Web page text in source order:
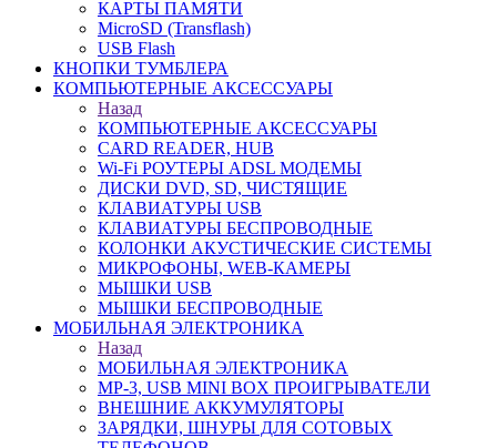
КАРТЫ ПАМЯТИ
MicroSD (Transflash)
USB Flash
КНОПКИ ТУМБЛЕРА
КОМПЬЮТЕРНЫЕ АКСЕССУАРЫ
Назад
КОМПЬЮТЕРНЫЕ АКСЕССУАРЫ
CARD READER, HUB
Wi-Fi РОУТЕРЫ ADSL МОДЕМЫ
ДИСКИ DVD, SD, ЧИСТЯЩИЕ
КЛАВИАТУРЫ USB
КЛАВИАТУРЫ БЕСПРОВОДНЫЕ
КОЛОНКИ АКУСТИЧЕСКИЕ СИСТЕМЫ
МИКРОФОНЫ, WEB-КАМЕРЫ
МЫШКИ USB
МЫШКИ БЕСПРОВОДНЫЕ
МОБИЛЬНАЯ ЭЛЕКТРОНИКА
Назад
МОБИЛЬНАЯ ЭЛЕКТРОНИКА
MP-3, USB MINI BOX ПРОИГРЫВАТЕЛИ
ВНЕШНИЕ АККУМУЛЯТОРЫ
ЗАРЯДКИ, ШНУРЫ ДЛЯ СОТОВЫХ